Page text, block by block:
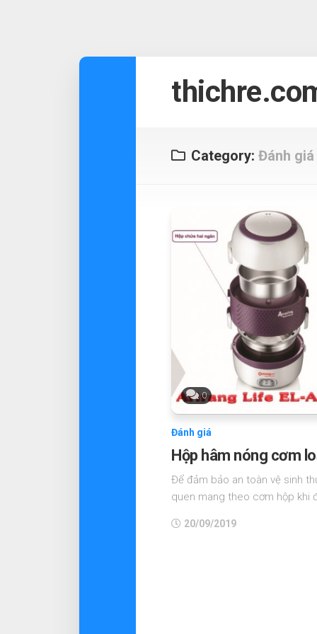
Category: Đánh giá
0
Đánh giá
Hộp hâm nóng cơm
Để đảm bảo an toàn vệ sinh
quen mang theo cơm hộp khi
20/09/2019